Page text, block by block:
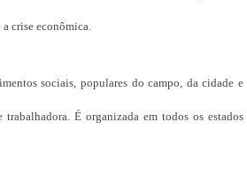
crise econômica.
sociais, populares do campo, da cidade e
É organizada em todos os estados